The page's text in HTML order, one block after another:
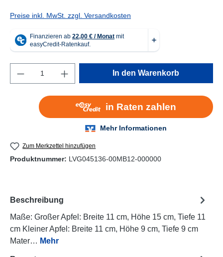
Preise inkl. MwSt. zzgl. Versandkosten
Produkt Anzahl: Gib den gewünschten
In den Warenkorb
Zum Merkzettel hinzufügen
Produktnummer: LVG045136-00MB12-000000
Beschreibung
Maße: Großer Apfel: Breite 11 cm, Höhe 15 cm, Tiefe 11
cm Kleiner Apfel: Breite 11 cm, Höhe 9 cm, Tiefe 9 cm
Mater… Mehr